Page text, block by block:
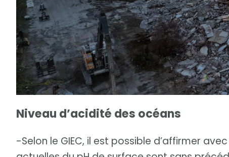
Niveau d’acidité des océans
-Selon le GIEC, il est possible d’affirmer